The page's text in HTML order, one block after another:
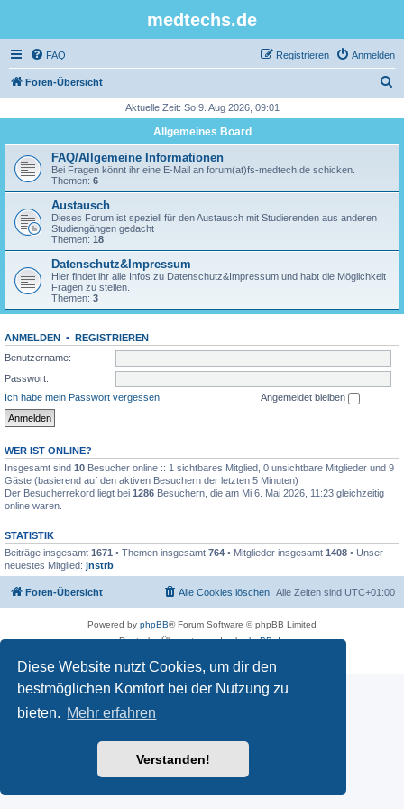
Diese Website nutzt Cookies, um dir den
bestmöglichen Komfort bei der Nutzung zu
bieten. Mehr erfahren
Verstanden!
medtechs.de
FAQ Anmelden
Registrieren
Foren-Übersicht
h
Aktuelle Zeit: So 9. Aug 2026, 09:01
Allgemeines Board
FAQ/Allgemeine Informationen
Bei Fragen könnt ihr eine E-Mail an forum(at)fs-medtech.de schicken.
Themen: 6
Austausch
Dieses Forum ist speziell für den Austausch mit Studierenden aus anderen
Studiengängen gedacht
Themen: 18
Datenschutz&Impressum
Hier findet ihr alle Infos zu Datenschutz&Impressum und habt die Möglichkeit
Fragen zu stellen.
Themen: 3
ANMELDEN • REGISTRIEREN
Benutzername:
Passwort:
Ich habe mein Passwort vergessen
Angemeldet bleiben
WER IST ONLINE?
Insgesamt sind 10 Besucher online :: 1 sichtbares Mitglied, 0 unsichtbare Mitglieder und 9
Gäste (basierend auf den aktiven Besuchern der letzten 5 Minuten)
Der Besucherrekord liegt bei 1286 Besuchern, die am Mi 6. Mai 2026, 11:23 gleichzeitig
online waren.
STATISTIK
Beiträge insgesamt 1671 • Themen insgesamt 764 • Mitglieder insgesamt 1408 • Unser
neuestes Mitglied: jnstrb
Foren-Übersicht Alle Zeiten sind UTC+01:00
Alle Cookies löschen
Powered by phpBB® Forum Software © phpBB Limited
Deutsche Übersetzung durchphpBB.de